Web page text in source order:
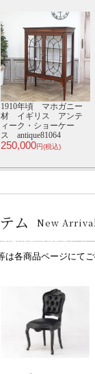
チェスト･アンティーク
テイスト TB1-8
39,800 円(税込)